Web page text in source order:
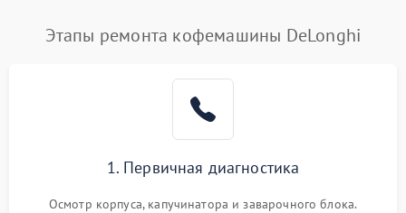
Постоянные сбои в работе Подробнее →
Этапы ремонта кофемашины DeLonghi
1. Первичная диагностика
Осмотр корпуса, капучинатора и заварочного блока.